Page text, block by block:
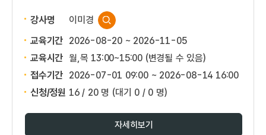
강사명
이미경
교육기간 2026-08-20 ~ 2026-11-05
교육시간 월,목 13:00~15:00 (변경될 수 있음)
접수기간 2026-07-01 09:00 ~ 2026-08-14 16:00
신청/정원 16 / 20 명 (대기 0 / 0 명)
자세히보기